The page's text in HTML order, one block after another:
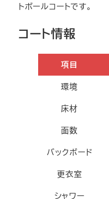
トボールコートです。
コート情報
項目
環境
床材
面数
バックボード
更衣室
シャワー